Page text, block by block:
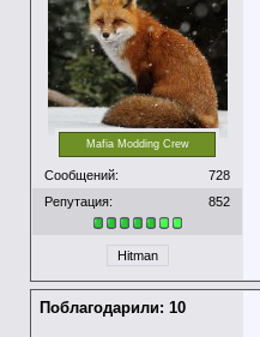
Mafia Modding Crew
Сообщений:
728
Репутация:
852
Hitman
Поблагодарили: 10